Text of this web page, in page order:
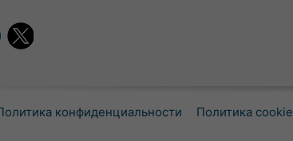
конфиденциальности Политика cookie